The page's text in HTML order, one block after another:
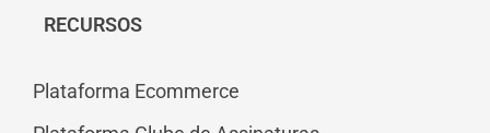
RECURSOS
Plataforma Ecommerce